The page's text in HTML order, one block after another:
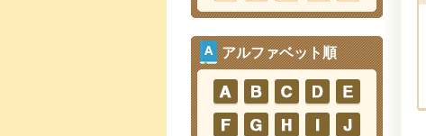
アルファベット順